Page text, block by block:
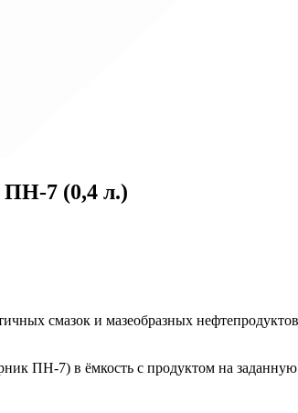
ПН-7 (0,4 л.)
смазок и мазеобразных
ПН-7) в ёмкость с продуктом на